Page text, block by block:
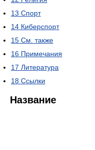
13 Спорт
14 Киберспорт
15 См. также
16 Примечания
17 Литература
18 Ссылки
Название